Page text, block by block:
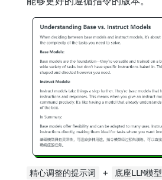
精心调整的提示词 + 底座LLM模型